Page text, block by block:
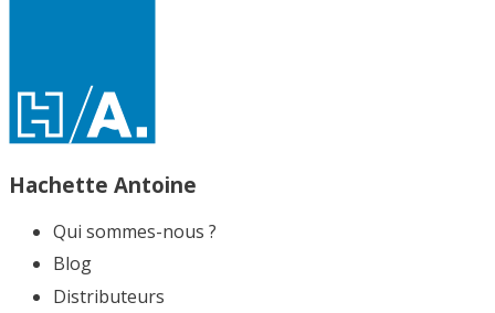
Hachette Antoine
Qui sommes-nous ?
Blog
Distributeurs